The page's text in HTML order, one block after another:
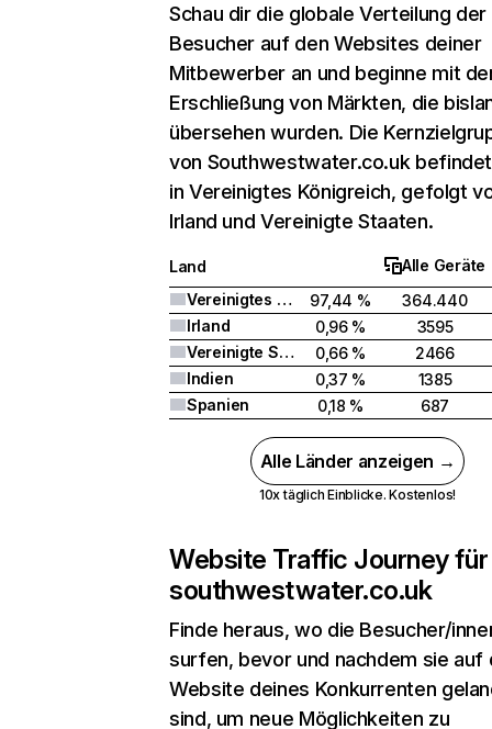
Schau dir die globale Verteilung der
Besucher auf den Websites deiner
Mitbewerber an und beginne mit
Erschließung von Märkten, die
übersehen wurden. Die
von Southwestwater.co.uk
in Vereinigtes Königreich, gefolgt
Irland und Vereinigte Staaten.
Land
Alle Geräte
Vereinigtes Königreich
97,44 %
364.440
Irland
0,96 %
3595
Vereinigte Staaten
0,66 %
2466
Indien
0,37 %
1385
Spanien
0,18 % 687
Alle Länder anzeigen →
10x täglich Einblicke. Kostenlos!
Website Traffic Journey für
southwestwater.co.uk
Finde heraus, wo die Besucher/
surfen, bevor und nachdem sie auf
Website deines Konkurrenten
sind, um neue Möglichkeiten zu